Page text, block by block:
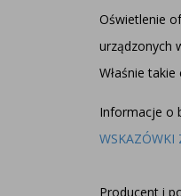
Oświetlenie
urządzonych
Właśnie
Informacje o
WSKAZÓWKI
Producent i